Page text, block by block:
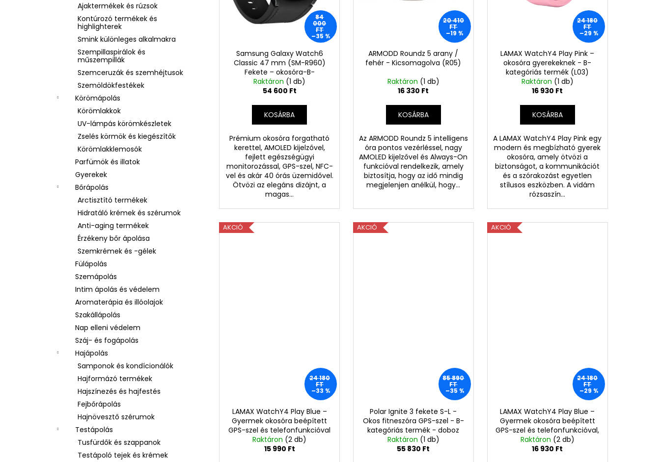
Ajaktermékek és rúzsok
Kontúrozó termékek és
highlighterek
Smink különleges alkalmakra
Szempillaspirálok és
műszempillák
Szemceruzák és szemhéjtusok
Szemöldökfestékek
Körömápolás
Körömlakkok
UV-lámpás körömkészletek
Zselés körmök és kiegészítők
Körömlakklemosók
Parfümök és illatok
Gyerekek
Bőrápolás
Arctisztító termékek
Hidratáló krémek és szérumok
Anti-aging termékek
Érzékeny bőr ápolása
Szemkrémek és -gélek
Fülápolás
Szemápolás
Intim ápolás és védelem
Aromaterápia és illóolajok
Szakállápolás
Nap elleni védelem
Száj- és fogápolás
Hajápolás
Samponok és kondícionálók
Hajformázó termékek
Hajszínezés és hajfestés
Fejbőrápolás
Hajnövesztő szérumok
Testápolás
Tusfürdők és szappanok
Testápoló tejek és krémek
84
000
FT
–35 %
Samsung Galaxy Watch6
Classic 47 mm (SM-R960)
Fekete – okosóra-B-
kategóriás termék (S21)
Raktáron (1 db)
54 600 Ft
KOSÁRBA
Prémium okosóra forgatható
kerettel, AMOLED kijelzővel,
fejlett egészségügyi
monitorozással, GPS-szel, NFC-
vel és akár 40 órás üzemidővel.
Ötvözi az elegáns dizájnt, a
magas...
20 410
FT
–19 %
ARMODD Roundz 5 arany /
fehér - Kicsomagolva (R05)
Raktáron (1 db)
16 330 Ft
KOSÁRBA
Az ARMODD Roundz 5 intelligens
óra pontos vezérléssel, nagy
AMOLED kijelzővel és Always-On
funkcióval rendelkezik, amely
biztosítja, hogy az idő mindig
megjelenjen anélkül, hogy...
24 180
FT
–29 %
LAMAX WatchY4 Play Pink –
okosóra gyerekeknek - B-
kategóriás termék (L03)
Raktáron (1 db)
16 930 Ft
KOSÁRBA
A LAMAX WatchY4 Play Pink egy
modern és megbízható gyerek
okosóra, amely ötvözi a
biztonságot, a kommunikációt
és a szórakozást egyetlen
stílusos eszközben. A vidám
rózsaszín...
AKCIÓ
24 180
FT
–33 %
LAMAX WatchY4 Play Blue –
Gyermek okosóra beépített
GPS-szel és telefonfunkcióval
- B-kategóriás termék - Töltő
nélkül (L08-1)
Raktáron (2 db)
15 990 Ft
AKCIÓ
85 890
FT
–35 %
Polar Ignite 3 fekete S-L -
Okos fitneszóra GPS-szel - B-
kategóriás termék - doboz
nélkül (i03)
Raktáron (1 db)
55 830 Ft
AKCIÓ
24 180
FT
–29 %
LAMAX WatchY4 Play Blue –
Gyermek okosóra beépített
GPS-szel és telefonfunkcióval,
B-kategóriás termék (L08)
Raktáron (2 db)
16 930 Ft